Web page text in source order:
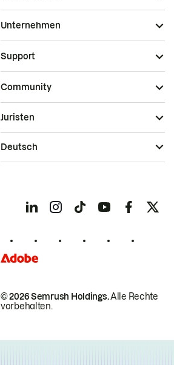
Unternehmen
Support
Community
© 2026 Semrush Holdings.Alle Rechte
vorbehalten.
Juristen
Deutsch